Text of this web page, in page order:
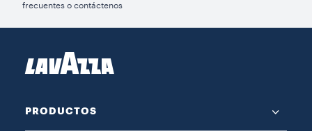
frecuentes o contáctenos
PRODUCTOS